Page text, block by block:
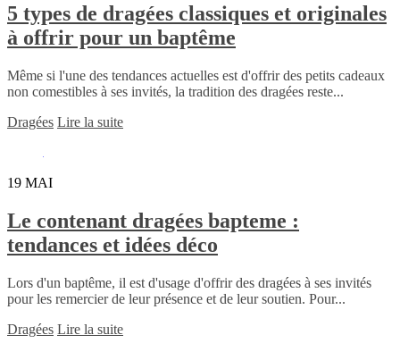
5 types de dragées classiques et originales
à offrir pour un baptême
Même si l'une des tendances actuelles est d'offrir des petits cadeaux
non comestibles à ses invités, la tradition des dragées reste...
Dragées Lire la suite
19 MAI
Le contenant dragées bapteme :
tendances et idées déco
Lors d'un baptême, il est d'usage d'offrir des dragées à ses invités
pour les remercier de leur présence et de leur soutien. Pour...
Dragées Lire la suite